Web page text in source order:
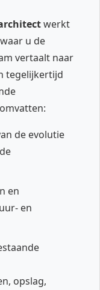
werkt
u de
vertaalt naar
tegelijkertijd
de evolutie
en
en
opslag,